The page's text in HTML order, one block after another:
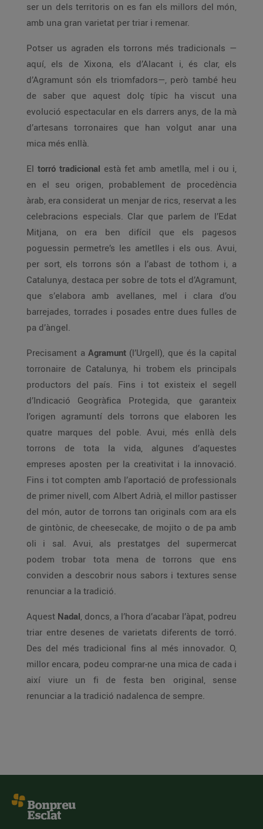
ser un dels territoris on es fan els millors del món,
amb una gran varietat per triar i remenar.
Potser us agraden els torrons més tradicionals —
aquí, els de Xixona, els d’Alacant i, és clar, els
d’Agramunt són els triomfadors—, però també heu
de saber que aquest dolç típic ha viscut una
evolució espectacular en els darrers anys, de la mà
d’artesans torronaires que han volgut anar una
mica més enllà.
El torró tradicional està fet amb ametlla, mel i ou i,
en el seu origen, probablement de procedència
àrab, era considerat un menjar de rics, reservat a les
celebracions especials. Clar que parlem de l’Edat
Mitjana, on era ben difícil que els pagesos
poguessin permetre’s les ametlles i els ous. Avui,
per sort, els torrons són a l’abast de tothom i, a
Catalunya, destaca per sobre de tots el d’Agramunt,
que s’elabora amb avellanes, mel i clara d’ou
barrejades, torrades i posades entre dues fulles de
pa d’àngel.
Precisament a Agramunt (l’Urgell), que és la capital
torronaire de Catalunya, hi trobem els principals
productors del país. Fins i tot existeix el segell
d’Indicació Geogràfica Protegida, que garanteix
l’origen agramuntí dels torrons que elaboren les
quatre marques del poble. Avui, més enllà dels
torrons de tota la vida, algunes d’aquestes
empreses aposten per la creativitat i la innovació.
Fins i tot compten amb l’aportació de professionals
de primer nivell, com Albert Adrià, el millor pastisser
del món, autor de torrons tan originals com ara els
de gintònic, de cheesecake, de mojito o de pa amb
oli i sal. Avui, als prestatges del supermercat
podem trobar tota mena de torrons que ens
conviden a descobrir nous sabors i textures sense
renunciar a la tradició.
Aquest Nadal, doncs, a l’hora d’acabar l’àpat, podreu
triar entre desenes de varietats diferents de torró.
Des del més tradicional fins al més innovador. O,
millor encara, podeu comprar-ne una mica de cada i
així viure un fi de festa ben original, sense
renunciar a la tradició nadalenca de sempre.